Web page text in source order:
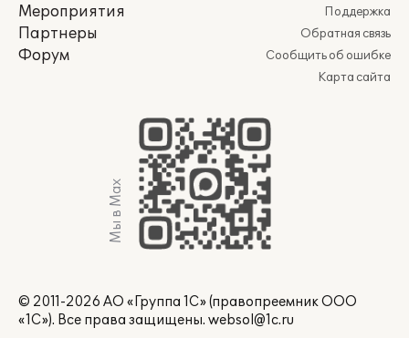
Мероприятия
Партнеры
Форум
Поддержка
Обратная связь
Сообщить об ошибке
Карта сайта
Мы в Max
© 2011-2026 АО «Группа 1С» (правопреемник ООО
«1С»). Все права защищены. websol@1c.ru